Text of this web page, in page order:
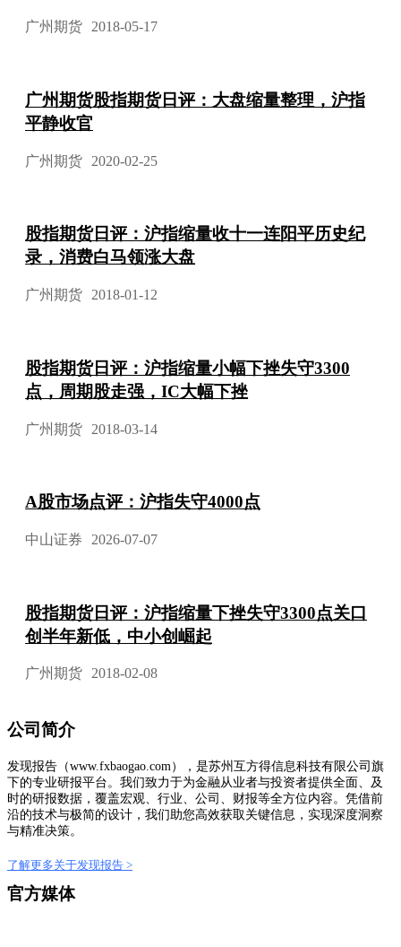
广州期货 2018-05-17
广州期货股指期货日评：大盘缩量整理，沪指
平静收官
广州期货 2020-02-25
股指期货日评：沪指缩量收十一连阳平历史纪
录，消费白马领涨大盘
广州期货 2018-01-12
股指期货日评：沪指缩量小幅下挫失守3300
点，周期股走强，IC大幅下挫
广州期货 2018-03-14
A股市场点评：沪指失守4000点
中山证券 2026-07-07
股指期货日评：沪指缩量下挫失守3300点关口
创半年新低，中小创崛起
广州期货 2018-02-08
公司简介
发现报告（www.fxbaogao.com），是苏州互方得信息科技有限公司旗
下的专业研报平台。我们致力于为金融从业者与投资者提供全面、及
时的研报数据，覆盖宏观、行业、公司、财报等全方位内容。凭借前
沿的技术与极简的设计，我们助您高效获取关键信息，实现深度洞察
与精准决策。
了解更多关于发现报告 >
官方媒体